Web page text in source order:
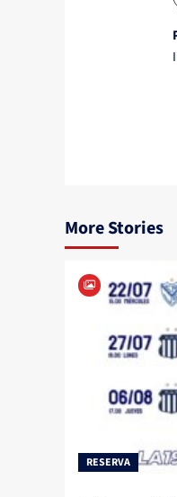
More Stories
RESERVA